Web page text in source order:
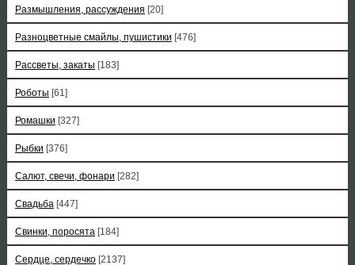
Размышления, рассуждения [20]
Разноцветные смайлы, пушистики [476]
Рассветы, закаты [183]
Роботы [61]
Ромашки [327]
Рыбки [376]
Салют, свечи, фонари [282]
Свадьба [447]
Свинки, поросята [184]
Сердце, сердечко [2137]